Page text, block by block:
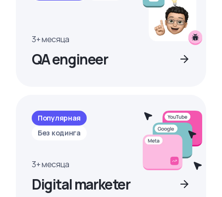
3+ месяца
QA engineer
Популярная
Без кодинга
3+ месяца
Digital marketer